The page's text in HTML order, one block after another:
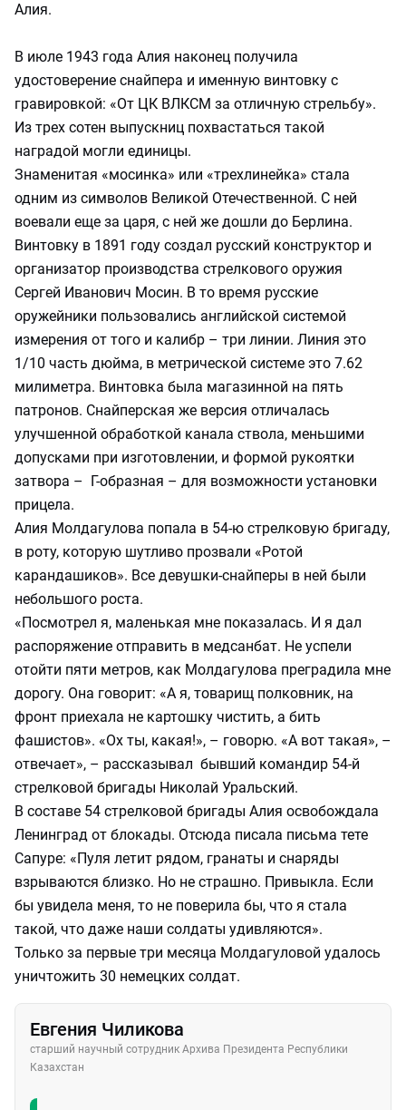
Алия.
В июле 1943 года Алия наконец получила
удостоверение снайпера и именную винтовку с
гравировкой: «От ЦК ВЛКСМ за отличную стрельбу».
Из трех сотен выпускниц похвастаться такой
наградой могли единицы.
Знаменитая «мосинка» или «трехлинейка» стала
одним из символов Великой Отечественной. С ней
воевали еще за царя, с ней же дошли до Берлина.
Винтовку в 1891 году создал русский конструктор и
организатор производства стрелкового оружия
Сергей Иванович Мосин. В то время русские
оружейники пользовались английской системой
измерения от того и калибр – три линии. Линия это
1/10 часть дюйма, в метрической системе это 7.62
милиметра. Винтовка была магазинной на пять
патронов. Снайперская же версия отличалась
улучшенной обработкой канала ствола, меньшими
допусками при изготовлении, и формой рукоятки
затвора – Г-образная – для возможности установки
прицела.
Алия Молдагулова попала в 54-ю стрелковую бригаду,
в роту, которую шутливо прозвали «Ротой
карандашиков». Все девушки-снайперы в ней были
небольшого роста.
«Посмотрел я, маленькая мне показалась. И я дал
распоряжение отправить в медсанбат. Не успели
отойти пяти метров, как Молдагулова преградила мне
дорогу. Она говорит: «А я, товарищ полковник, на
фронт приехала не картошку чистить, а бить
фашистов». «Ох ты, какая!», – говорю. «А вот такая», –
отвечает», – рассказывал бывший командир 54-й
стрелковой бригады Николай Уральский.
В составе 54 стрелковой бригады Алия освобождала
Ленинград от блокады. Отсюда писала письма тете
Сапуре: «Пуля летит рядом, гранаты и снаряды
взрываются близко. Но не страшно. Привыкла. Если
бы увидела меня, то не поверила бы, что я стала
такой, что даже наши солдаты удивляются».
Только за первые три месяца Молдагуловой удалось
уничтожить 30 немецких солдат.
Евгения Чиликова
старший научный сотрудник Архива Президента Республики
Казахстан